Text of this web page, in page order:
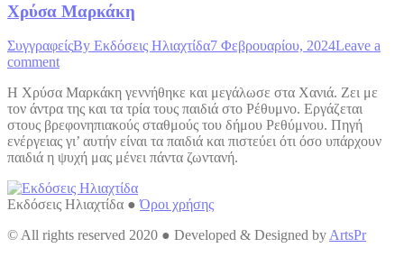
Χρύσα Μαρκάκη
ΣυγγραφείςBy Εκδόσεις Ηλιαχτίδα7 Φεβρουαρίου, 2024Leave a
comment
Η Χρύσα Μαρκάκη γεννήθηκε και μεγάλωσε στα Χανιά. Ζει με
τον άντρα της και τα τρία τους παιδιά στο Ρέθυμνο. Εργάζεται
στους βρεφονηπιακούς σταθμούς του δήμου Ρεθύμνου. Πηγή
ενέργειας γι’ αυτήν είναι τα παιδιά και πιστεύει ότι όσο υπάρχουν
παιδιά η ψυχή μας μένει πάντα ζωντανή.
Εκδόσεις Ηλιαχτίδα ●Όροι χρήσης
© All rights reserved 2020 ● Developed & Designed by ArtsPr